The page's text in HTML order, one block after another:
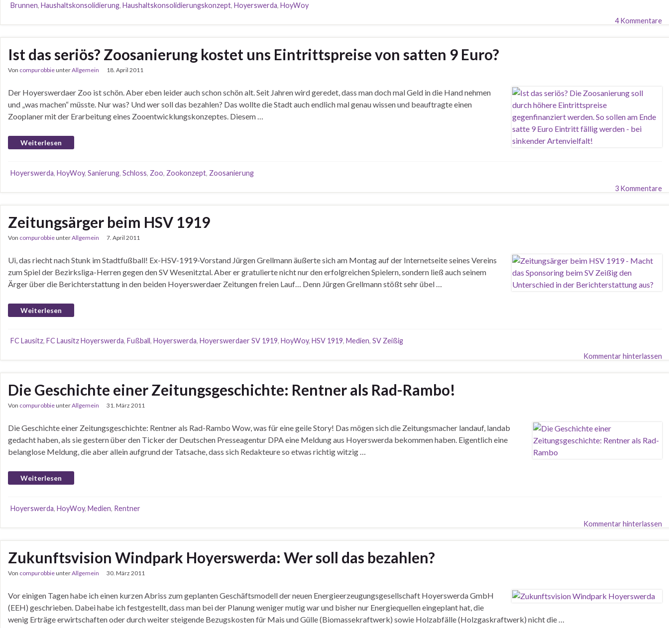
Brunnen, Haushaltskonsolidierung, Haushaltskonsolidierungskonzept, Hoyerswerda, HoyWoy
4 Kommentare
Ist das seriös? Zoosanierung kostet uns Eintrittspreise von satten 9 Euro?
Von compurobbieunterAllgemein 18. April 2011
Der Hoyerswerdaer Zoo ist schön. Aber eben leider auch schon schön alt. Seit Jahren wird geredet, dass man doch mal Geld in die Hand nehmen
und „was machen“ müsste. Nur was? Und wer soll das bezahlen? Das wollte die Stadt auch endlich mal genau wissen und beauftragte einen
Zooplaner mit der Erarbeitung eines Zooentwicklungskonzeptes. Diesem …
Weiterlesen
Hoyerswerda, HoyWoy, Sanierung, Schloss, Zoo, Zookonzept, Zoosanierung
3 Kommentare
Zeitungsärger beim HSV 1919
Von compurobbieunterAllgemein 7. April 2011
Ui, das riecht nach Stunk im Stadtfußball! Ex-HSV-1919-Vorstand Jürgen Grellmann äußerte sich am Montag auf der Internetseite seines Vereins
zum Spiel der Bezirksliga-Herren gegen den SV Wesenitztal. Aber er gratulierte nicht nur den erfolgreichen Spielern, sondern ließ auch seinem
Ärger über die Berichterstattung in den beiden Hoyerswerdaer Zeitungen freien Lauf… Denn Jürgen Grellmann stößt sehr übel …
Weiterlesen
FC Lausitz, FC Lausitz Hoyerswerda, Fußball, Hoyerswerda, Hoyerswerdaer SV 1919, HoyWoy, HSV 1919, Medien, SV Zeißig
Kommentar hinterlassen
Die Geschichte einer Zeitungsgeschichte: Rentner als Rad-Rambo!
Von compurobbieunterAllgemein 31. März 2011
Die Geschichte einer Zeitungsgeschichte: Rentner als Rad-Rambo Wow, was für eine geile Story! Das mögen sich die Zeitungsmacher landauf, landab
gedacht haben, als sie gestern über den Ticker der Deutschen Presseagentur DPA eine Meldung aus Hoyerswerda bekommen haben. Eigentlich eine
belanglose Meldung, die aber allein aufgrund der Tatsache, dass sich Redakteure so etwas richtig witzig …
Weiterlesen
Hoyerswerda, HoyWoy, Medien, Rentner
Kommentar hinterlassen
Zukunftsvision Windpark Hoyerswerda: Wer soll das bezahlen?
Von compurobbieunterAllgemein 30. März 2011
Vor einigen Tagen habe ich einen kurzen Abriss zum geplanten Geschäftsmodell der neuen Energieerzeugungsgesellschaft Hoyerswerda GmbH
(EEH) geschrieben. Dabei habe ich festgestellt, dass man bei der Planung weniger mutig war und bisher nur Energiequellen eingeplant hat, die
wenig Erträge erwirtschaften oder durch weiter steigende Bezugskosten für Mais und Gülle (Biomassekraftwerk) sowie Holzabfälle (Holzgaskraftwerk) nicht die …